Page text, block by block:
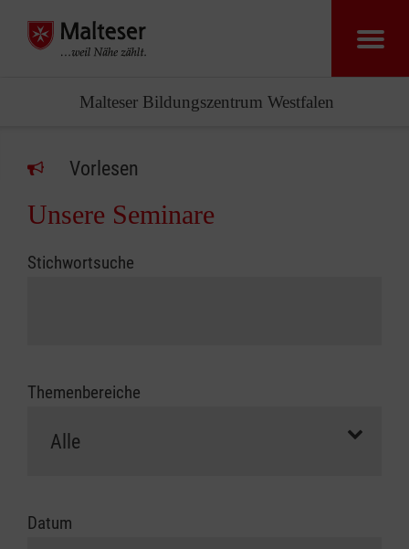
Malteser Bildungszentrum Westfalen
Vorlesen
Unsere Seminare
Stichwortsuche
Themenbereiche
Datum